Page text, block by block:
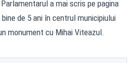
a mai scris pe pagina
de 5 ani în centrul municipiului
monument cu Mihai Viteazul.